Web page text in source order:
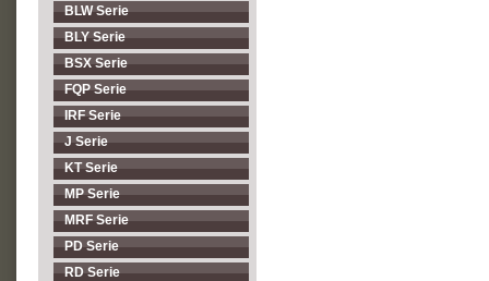
BLW Serie
BLY Serie
BSX Serie
FQP Serie
IRF Serie
J Serie
KT Serie
MP Serie
MRF Serie
PD Serie
RD Serie